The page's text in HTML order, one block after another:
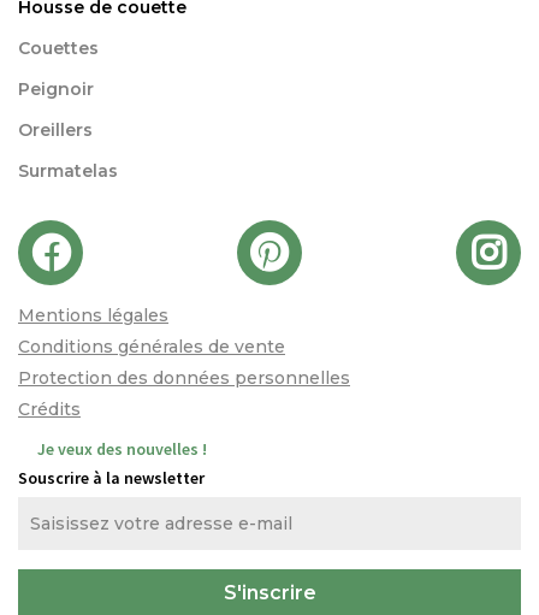
Housse de couette
Couettes
Peignoir
Oreillers
Surmatelas
Mentions légales
Conditions générales de vente
Protection des données personnelles
Crédits
Je veux des nouvelles !
Souscrire à la newsletter